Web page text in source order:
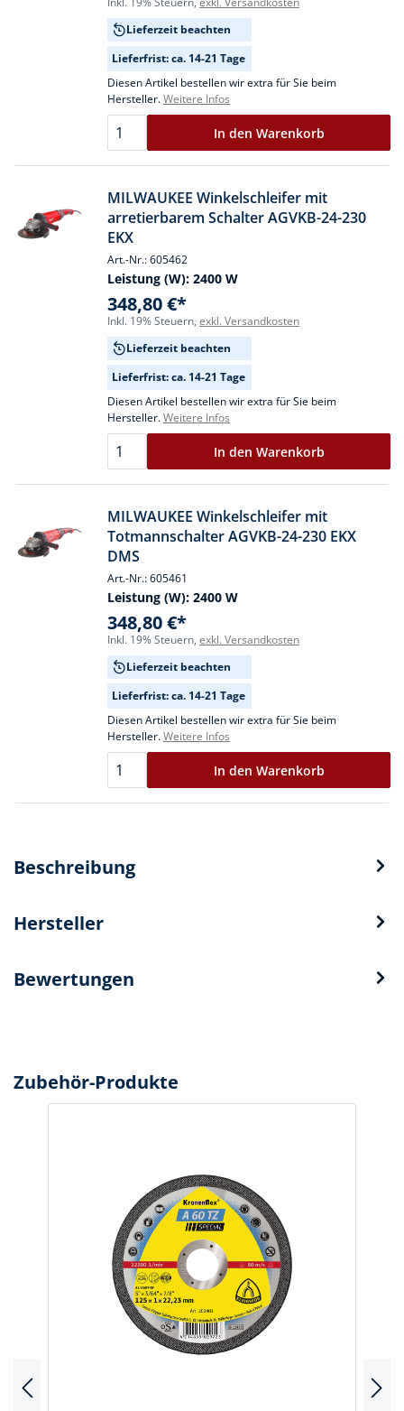
Lieferzeit beachten
Lieferfrist: ca. 14-21 Tage
Diesen Artikel bestellen wir extra für Sie beim
Hersteller.Weitere Infos
In den Warenkorb
MILWAUKEE Winkelschleifer mit
arretierbarem Schalter AGVKB-24-230
EKX
Art.-Nr.: 605462
Leistung (W): 2400 W
348,80 €*
Inkl. 19% Steuern, exkl. Versandkosten
Lieferzeit beachten
Lieferfrist: ca. 14-21 Tage
Diesen Artikel bestellen wir extra für Sie beim
Hersteller.Weitere Infos
In den Warenkorb
MILWAUKEE Winkelschleifer mit
Totmannschalter AGVKB-24-230 EKX
DMS
Art.-Nr.: 605461
Leistung (W): 2400 W
348,80 €*
Inkl. 19% Steuern, exkl. Versandkosten
Lieferzeit beachten
Lieferfrist: ca. 14-21 Tage
Diesen Artikel bestellen wir extra für Sie beim
Hersteller.Weitere Infos
In den Warenkorb
Beschreibung
Hersteller
Bewertungen
Zubehör-Produkte